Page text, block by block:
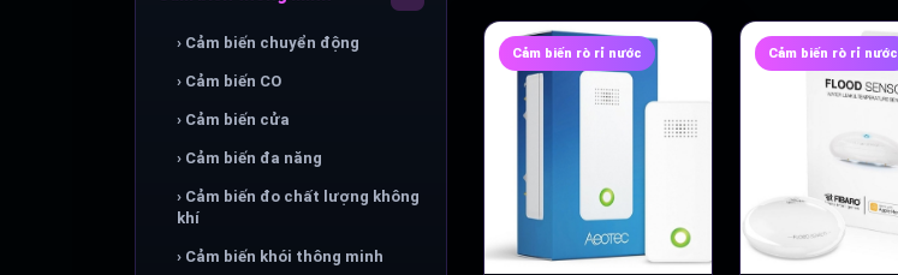
› Cảm biến chuyển động
› Cảm biến CO
› Cảm biến cửa
› Cảm biến đa năng
› Cảm biến đo chất lượng không
khí
› Cảm biến khói thông minh
Cảm biến rò rỉ nước Cảm biến rò rỉ nước